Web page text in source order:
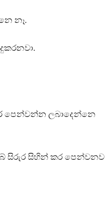
නෑ.
පෙන්වන්න ලබාදෙන්නෙ
සිරුර සිහින් කර පෙන්වනව